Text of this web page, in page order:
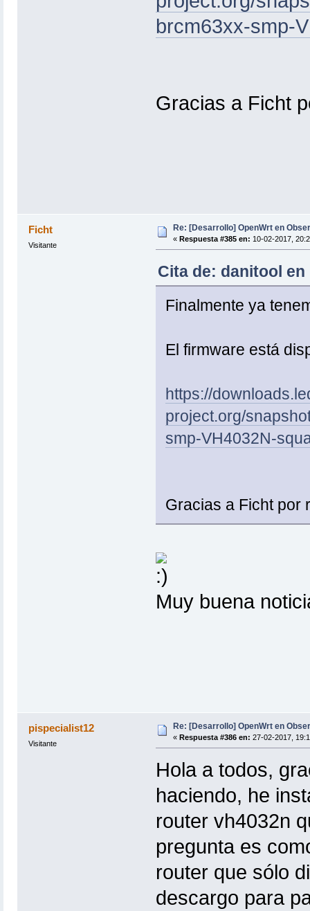
brcm63xx-smp-
Gracias a Ficht
Ficht
Visitante
Re: [Desarrollo] OpenWrt en
« Respuesta #385 en: 10-02-2017,
Cita de: danitool en
Finalmente ya
El firmware está
https://
project.org/
smp-VH4032N-
Gracias a Ficht por
Muy buena
pispecialist12
Visitante
Re: [Desarrollo] OpenWrt en
« Respuesta #386 en: 27-02-2017,
Hola a todos,
haciendo, he
router vh4032n
pregunta es
router que sólo
descargo para